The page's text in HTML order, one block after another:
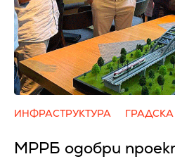
ИНФРАСТРУКТУРА
МРРБ одобри